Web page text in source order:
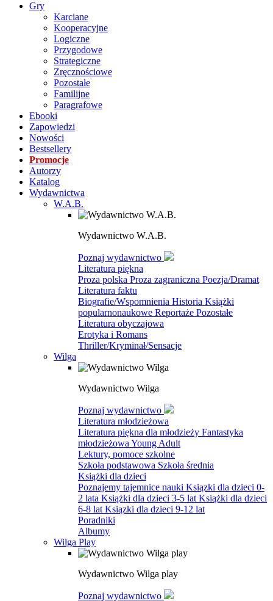
Gry
Karciane
Kooperacyjne
Logiczne
Przygodowe
Strategiczne
Zręcznościowe
Pozostałe
Familijne
Paragrafowe
Ebooki
Zapowiedzi
Nowości
Bestsellery
Promocje
Autorzy
Katalog
Wydawnictwa
W.A.B.
Wydawnictwo W.A.B.
Poznaj wydawnictwo
Literatura piękna
Proza polska Proza zagraniczna Poezja/Dramat
Literatura faktu
Biografie/Wspomnienia Historia Książki
popularnonaukowe Reportaże Pozostałe
Literatura obyczajowa
Erotyka i Romans
Thriller/Kryminał/Sensacje
Wilga
Wydawnictwo Wilga
Poznaj wydawnictwo
Literatura młodzieżowa
Literatura piękna dla młodzieży Fantastyka
młodzieżowa Young Adult
Lektury, pomoce szkolne
Szkoła podstawowa Szkoła średnia
Książki dla dzieci
Poznajemy tajemnice nauki Ksiązki dla dzieci 0-
2 lata Książki dla dzieci 3-5 lat Książki dla dzieci
6-8 lat Ksiązki dla dzieci 9-12 lat
Poradniki
Albumy
Wilga Play
Wydawnictwo Wilga play
Poznaj wydawnictwo